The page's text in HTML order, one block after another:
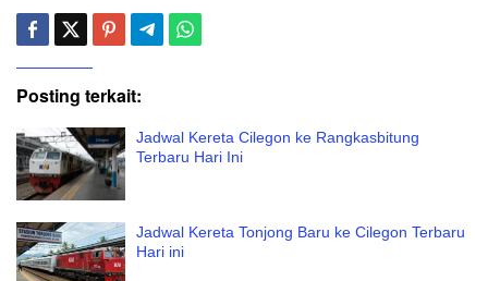
Posting terkait:
Jadwal Kereta Cilegon ke Rangkasbitung
Terbaru Hari Ini
Jadwal Kereta Tonjong Baru ke Cilegon Terbaru
Hari ini